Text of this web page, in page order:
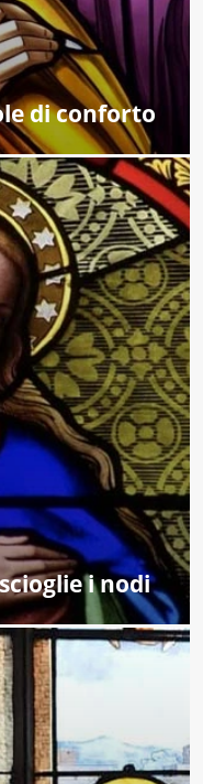
di conforto
i nodi